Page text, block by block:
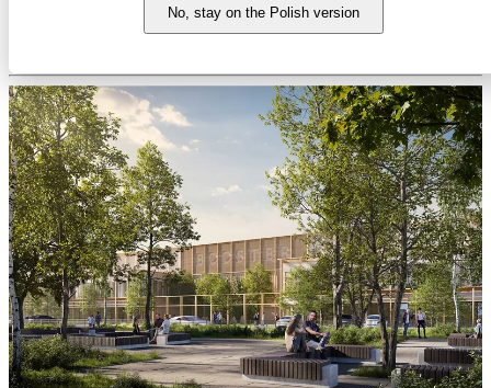
No, stay on the Polish version
Śląskie, Zabrze